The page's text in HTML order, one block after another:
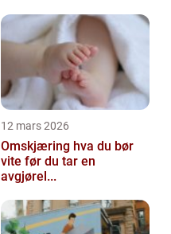
12 mars 2026
Omskjæring hva du bør
vite før du tar en
avgjørel...